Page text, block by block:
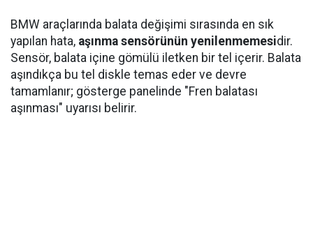
BMW araçlarında balata değişimi sırasında en sık
yapılan hata, aşınma sensörünün yenilenmemesidir.
Sensör, balata içine gömülü iletken bir tel içerir. Balata
aşındıkça bu tel diskle temas eder ve devre
tamamlanır; gösterge panelinde "Fren balatası
aşınması" uyarısı belirir.